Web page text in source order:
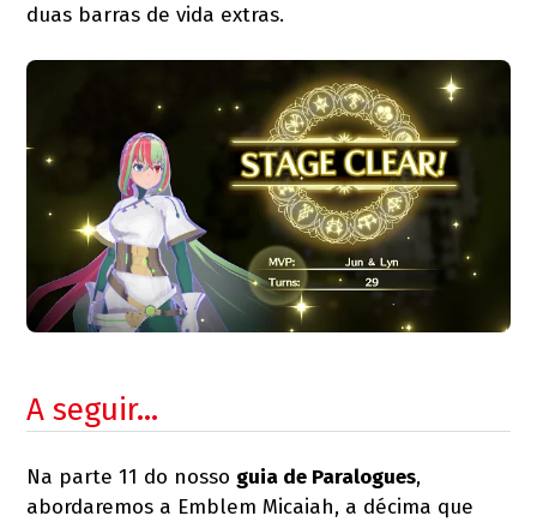
duas barras de vida extras.
A seguir…
Na parte 11 do nosso guia de Paralogues,
abordaremos a Emblem Micaiah, a décima que